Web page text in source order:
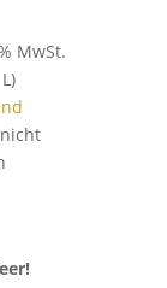
MwSt.